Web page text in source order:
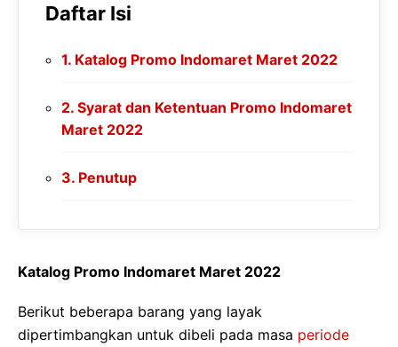
Daftar Isi
Katalog Promo Indomaret Maret 2022
Syarat dan Ketentuan Promo Indomaret
Maret 2022
Penutup
Katalog Promo Indomaret Maret 2022
Berikut beberapa barang yang layak
dipertimbangkan untuk dibeli pada masa periode